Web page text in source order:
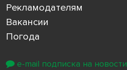
Рекламодателям
Вакансии
Погода
e-mail подписка на новости